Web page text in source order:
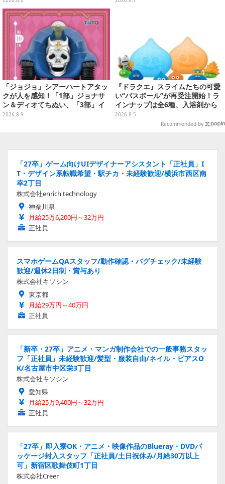
せる【写真19枚】
「ジョジョ」シアーハートアタッ
クが人を感知！「1部」ジョナサ
ン＆ディオてちぬい、「3部」イ
ギー＆クリームのなりきり帽子な
2026.8.9
『ドラクエ』スライムたちの可愛
い“バスボール”が再受注開始！ラ
インナップは全6種、入浴剤から
モンスターのフィギュアが出てく
2026.8.5
Recommended by
「27卒」ゲーム向けUIデザイナーアシスタント「正社員」I
T・デザイン系転職希望・駅チカ・未経験歓迎/横浜市西区南
幸2丁目
株式会社enrich technology
神奈川県
月給25万6,200円～32万円
正社員
スマホゲームQAスタッフ/動作確認・バグチェック/未経験
歓迎/週休2日制・賞与あり
株式会社キソシン
東京都
月給29万円～40万円
正社員
「新卒・27卒」アニメ・マンガ制作会社での一般事務スタッ
フ「正社員」未経験歓迎/髪型・服装自由/ネイル・ピアスO
K/名古屋市中区栄3丁目
株式会社キソシン
愛知県
月給25万9,400円～32万円
正社員
「27卒」即入寮OK・アニメ・映像作品のBlueray・DVDパ
ッケージ封入スタッフ「正社員/土日祝休み/月給30万以上
可」新宿区歌舞伎町1丁目
株式会社Creer